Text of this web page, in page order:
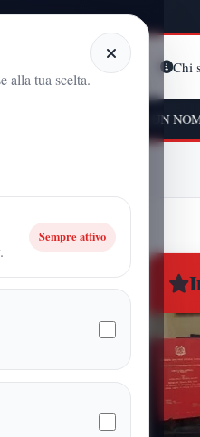
Notiziario audio Chi
GADOLA, UN NOME CHE HA
PUBBLICO
alla tua scelta.
Sempre attivo